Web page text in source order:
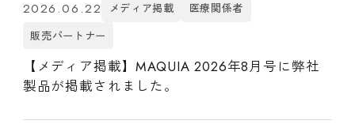
2026.06.22 メディア掲載
医療関係者
販売パートナー
【メディア掲載】MAQUIA 2026年8月号に弊社
製品が掲載されました。